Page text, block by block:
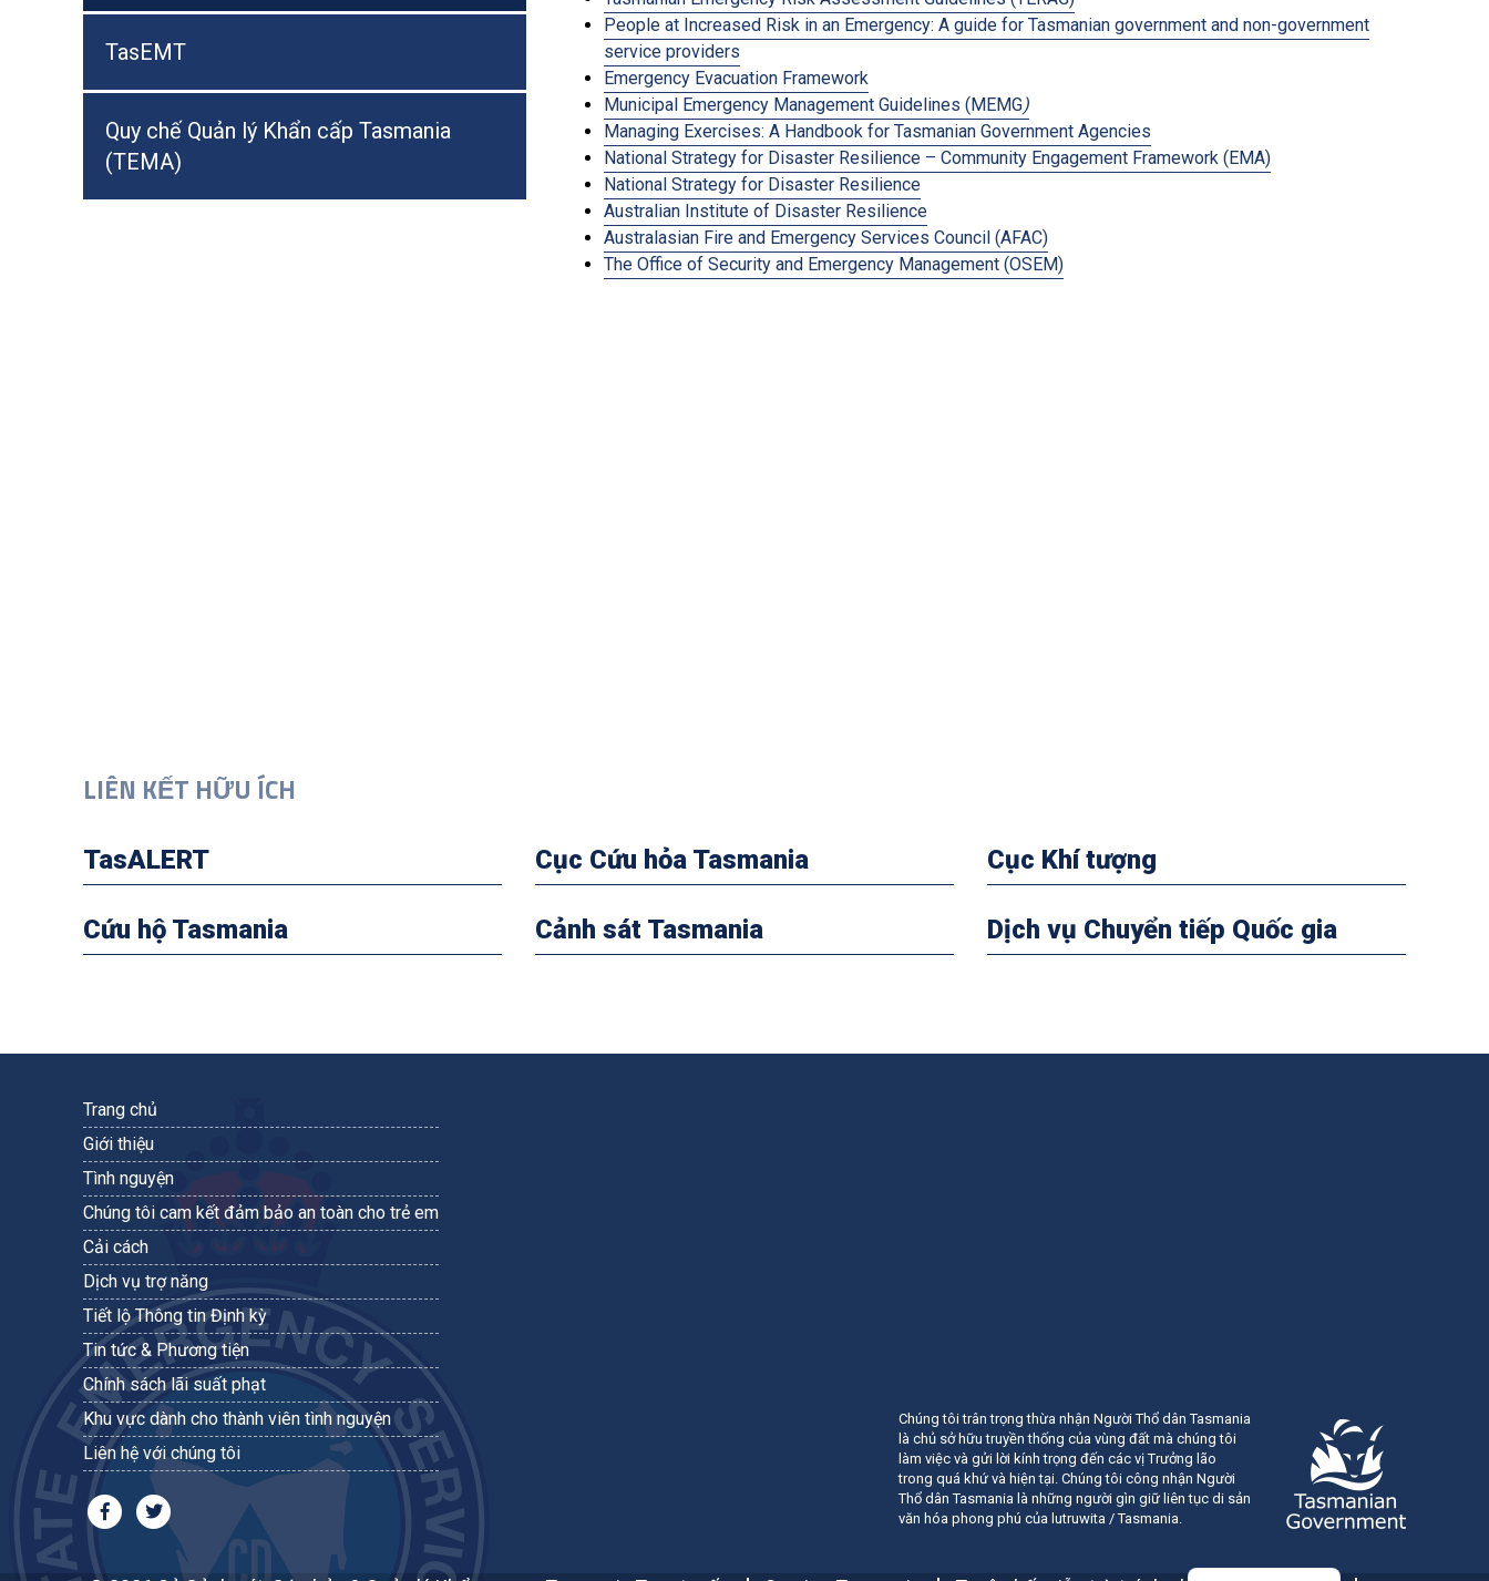
People at Increased Risk in an Emergency: A guide for Tasmanian government and non-government
service providers
Emergency Evacuation Framework
Municipal Emergency Management Guidelines (MEMG)
Managing Exercises: A Handbook for Tasmanian Government Agencies
National Strategy for Disaster Resilience – Community Engagement Framework (EMA)
National Strategy for Disaster Resilience
Australian Institute of Disaster Resilience
Australasian Fire and Emergency Services Council (AFAC)
The Office of Security and Emergency Management (OSEM)
TasEMT
Quy chế Quản lý Khẩn cấp Tasmania
(TEMA)
LIÊN KẾT HỮU ÍCH
TasALERT
Cứu hộ Tasmania
Cục Cứu hỏa Tasmania
Cảnh sát Tasmania
Cục Khí tượng
Dịch vụ Chuyển tiếp Quốc gia
Trang chủ
Giới thiệu
Tình nguyện
Chúng tôi cam kết đảm bảo an toàn cho trẻ em
Cải cách
Dịch vụ trợ năng
Tiết lộ Thông tin Định kỳ
Tin tức & Phương tiện
Chính sách lãi suất phạt
Khu vực dành cho thành viên tình nguyện
Liên hệ với chúng tôi
Chúng tôi trân trọng thừa nhận Người Thổ dân Tasmania
là chủ sở hữu truyền thống của vùng đất mà chúng tôi
làm việc và gửi lời kính trọng đến các vị Trưởng lão
trong quá khứ và hiện tại. Chúng tôi công nhận Người
Thổ dân Tasmania là những người gìn giữ liên tục di sản
văn hóa phong phú của lutruwita / Tasmania.